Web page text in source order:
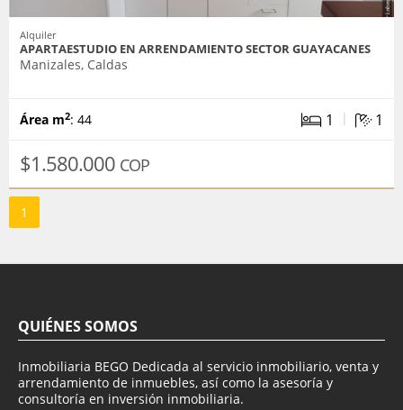
Alquiler
APARTAESTUDIO EN ARRENDAMIENTO SECTOR GUAYACANES
Manizales, Caldas
Área m2: 44 1 | 1
$1.580.000 COP
1
QUIÉNES SOMOS
Inmobiliaria BEGO Dedicada al servicio inmobiliario, venta y
arrendamiento de inmuebles, así como la asesoría y
consultoría en inversión inmobiliaria.